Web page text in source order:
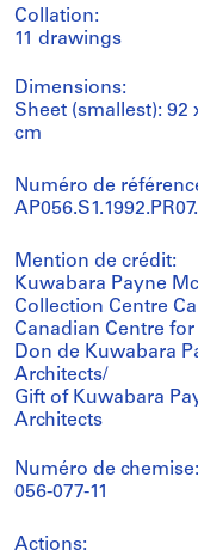
Collation:
11 drawings
Dimensions:
Sheet (smallest): 92
cm
Numéro de
Mention de crédit:
Kuwabara Payne
Collection Centre
Canadian Centre
Don de Kuwabara
Architects/
Gift of Kuwabara
Architects
Numéro de chemise:
056-077-11
Actions: